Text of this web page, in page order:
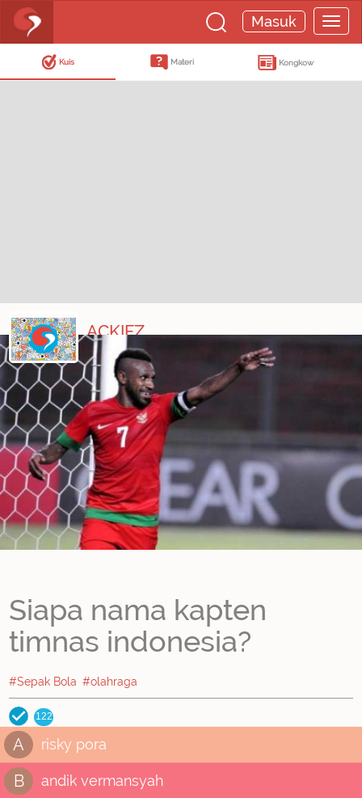
Masuk
Kuis Materi Kongkow
ACKIFZ
Siapa nama kapten
timnas indonesia?
#Sepak Bola #olahraga
122
A risky pora
B andik vermansyah